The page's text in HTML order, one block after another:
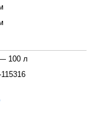
100 л